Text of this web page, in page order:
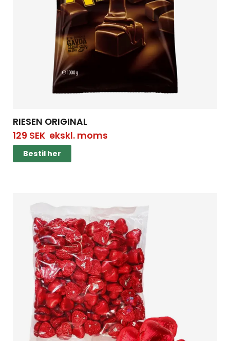
RIESEN ORIGINAL
129 SEKekskl. moms
Bestil her